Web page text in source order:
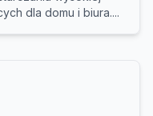
dla domu i biura....